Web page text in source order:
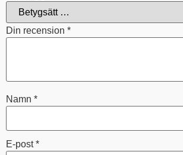
Din recension *
Namn *
E-post*